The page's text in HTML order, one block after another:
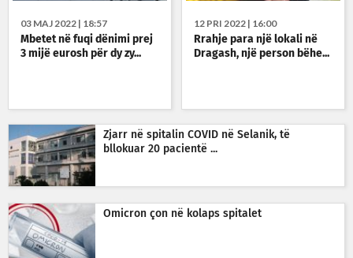
03 MAJ 2022 | 18:57
Mbetet në fuqi dënimi prej
3 mijë eurosh për dy zy...
12 PRI 2022 | 16:00
Rrahje para një lokali në
Dragash, një person bëhe...
Zjarr në spitalin COVID në Selanik, të
bllokuar 20 pacientë ...
Omicron çon në kolaps spitalet